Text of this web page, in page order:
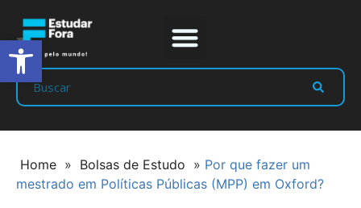
Home » Bolsas de Estudo » Por que fazer um
mestrado em Políticas Públicas (MPP) em Oxford?
Abrir a barra de ferramentas